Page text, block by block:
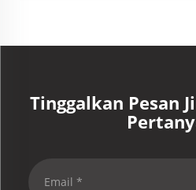
Tinggalkan Pesan